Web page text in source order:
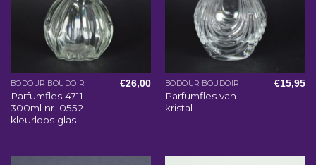
BODOUR BOUDOIR
Parfumfles 4711 –
300ml nr. 0552 –
kleurloos glas
€26,00 BODOUR BOUDOIR
Parfumfles van
kristal
€15,95